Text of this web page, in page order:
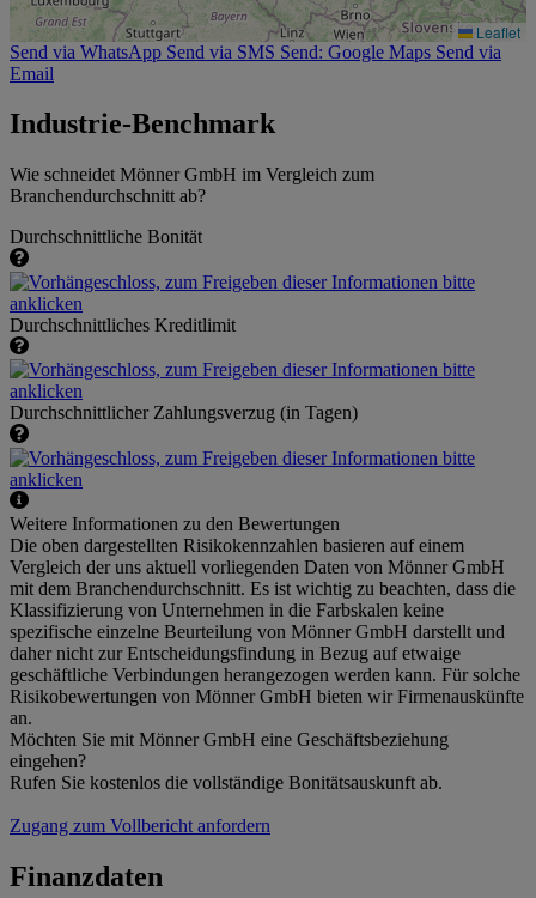
Leaflet
Send via WhatsApp Send via SMS Send: Google Maps Send via
Email
Industrie-Benchmark
Wie schneidet Mönner GmbH im Vergleich zum
Branchendurchschnitt ab?
Durchschnittliche Bonität
Durchschnittliches Kreditlimit
Durchschnittlicher Zahlungsverzug (in Tagen)
Weitere Informationen zu den Bewertungen
Die oben dargestellten Risikokennzahlen basieren auf einem
Vergleich der uns aktuell vorliegenden Daten von Mönner GmbH
mit dem Branchendurchschnitt. Es ist wichtig zu beachten, dass die
Klassifizierung von Unternehmen in die Farbskalen keine
spezifische einzelne Beurteilung von Mönner GmbH darstellt und
daher nicht zur Entscheidungsfindung in Bezug auf etwaige
geschäftliche Verbindungen herangezogen werden kann. Für solche
Risikobewertungen von Mönner GmbH bieten wir Firmenauskünfte
an.
Möchten Sie mit Mönner GmbH eine Geschäftsbeziehung
eingehen?
Rufen Sie kostenlos die vollständige Bonitätsauskunft ab.
Zugang zum Vollbericht anfordern
Finanzdaten